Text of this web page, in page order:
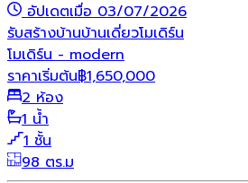
อัปเดตเมื่อ 03/07/2026
รับสร้างบ้านบ้านเดี่ยวโมเดิร์น
โมเดิร์น - modern
ราคาเริ่มต้น฿1,650,000
2 ห้อง
1 น้ำ
1 ชั้น
98 ตร.ม